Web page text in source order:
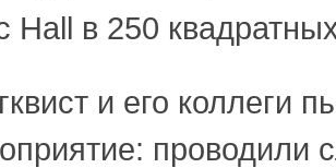
Hall в 250
и его коллеги
проводили